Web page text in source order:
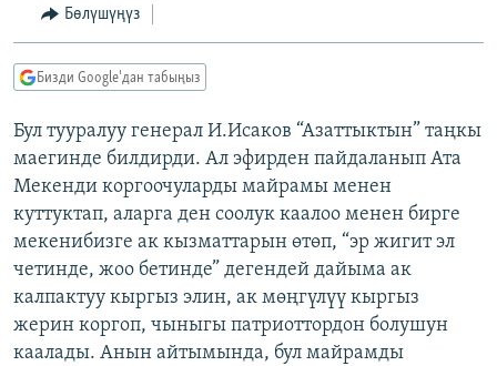
БҮГҮН АЗАТТЫКТА
ДАНИСТЕ
АЗАТТЫК+
ЫҢГАЙСЫЗ СУРООЛОР
ПОДКАСТ
ОНЛАЙН ШЕРИНЕ
ЭЕ/АРнун бардык сайттары
Бөлүшүңүз
Бизди Google'дан табыңыз
Бул тууралуу генерал И.Исаков “Азаттыктын” таңкы
маегинде билдирди. Ал эфирден пайдаланып Ата
Мекенди коргоочуларды майрамы менен
куттуктап, аларга ден соолук каалоо менен бирге
мекенибизге ак кызматтарын өтөп, “эр жигит эл
четинде, жоо бетинде” дегендей дайыма ак
калпактуу кыргыз элин, ак мөңгүлүү кыргыз
жерин коргоп, чыныгы патриоттордон болушун
каалады. Анын айтымында, бул майрамды